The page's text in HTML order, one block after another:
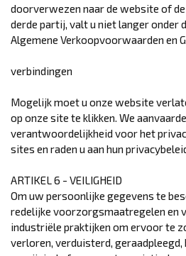
doorverwezen naar de website of
derde partij, valt u niet langer onder
Algemene Verkoopvoorwaarden en
verbindingen
Mogelijk moet u onze website
op onze site te klikken. We
verantwoordelijkheid voor het
sites en raden u aan hun
ARTIKEL 6 - VEILIGHEID
Om uw persoonlijke gegevens te
redelijke voorzorgsmaatregelen en
industriële praktijken om ervoor te
verloren, verduisterd, geraadpleegd,